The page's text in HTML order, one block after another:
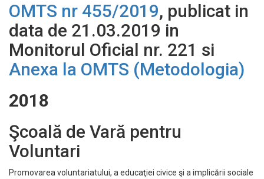
OMTS nr 455/2019, publicat in
data de 21.03.2019 in
Monitorul Oficial nr. 221 si
Anexa la OMTS (Metodologia)
2018
Şcoală de Vară pentru
Voluntari
Promovarea voluntariatului, a educaţiei civice şi a implicării sociale